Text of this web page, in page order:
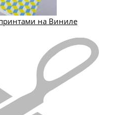
на Виниле